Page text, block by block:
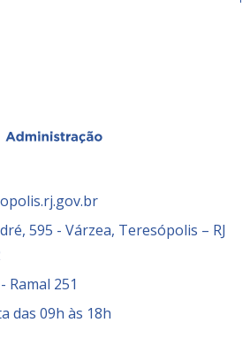
595 - Várzea, Teresópolis – RJ
Ramal 251
das 09h às 18h